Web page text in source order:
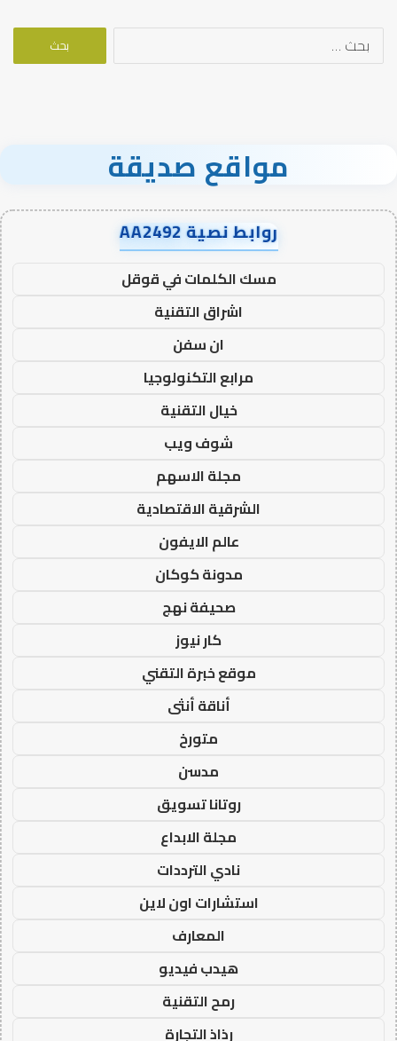
البحث
مواقع صديقة
روابط نصية AA2492
مسك الكلمات في قوقل
اشراق التقنية
ان سفن
مرابع التكنولوجيا
خيال التقنية
شوف ويب
مجلة الاسهم
الشرقية الاقتصادية
عالم الايفون
مدونة كوكان
صحيفة نهج
كار نيوز
موقع خبرة التقني
أناقة أنثى
متورخ
مدسن
روتانا تسويق
مجلة الابداع
نادي الترددات
استشارات اون لاين
المعارف
هيدب فيديو
رمح التقنية
رذاذ التجارة